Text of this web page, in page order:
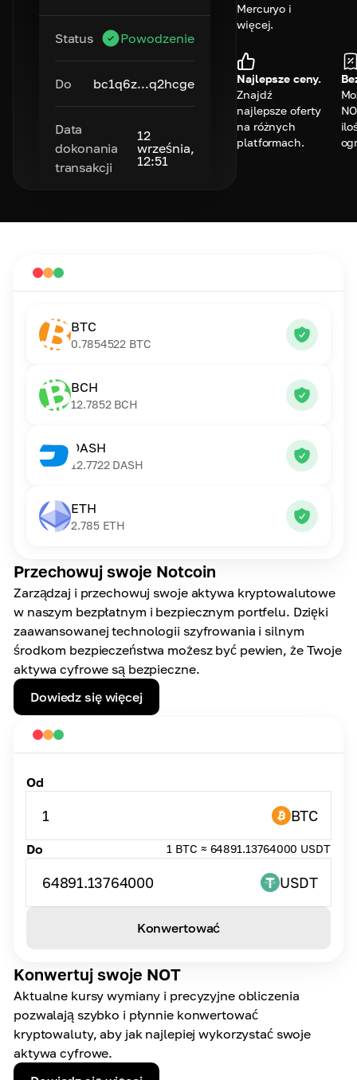
Status Powodzenie
Do bc1q6z...q2hcge
Data
dokonania
transakcji
12
września,
12:51
Mercuryo i
więcej.
Najlepsze ceny.
Znajdź
najlepsze oferty
na różnych
platformach.
Przechowuj swoje Notcoin
Zarządzaj i przechowuj swoje aktywa kryptowalutowe
w naszym bezpłatnym i bezpiecznym portfelu. Dzięki
zaawansowanej technologii szyfrowania i silnym
środkom bezpieczeństwa możesz być pewien, że Twoje
aktywa cyfrowe są bezpieczne.
Dowiedz się więcej
BTC
0.7854522 BTC
BCH
12.7852 BCH
DASH
12.7722 DASH
ETH
2.785 ETH
Konwertuj swoje NOT
Aktualne kursy wymiany i precyzyjne obliczenia
pozwalają szybko i płynnie konwertować
kryptowaluty, aby jak najlepiej wykorzystać swoje
aktywa cyfrowe.
Od
1 BTC
Do 1 BTC ≈ 64891.13764000 USDT
64891.13764000 USDT
Konwertować